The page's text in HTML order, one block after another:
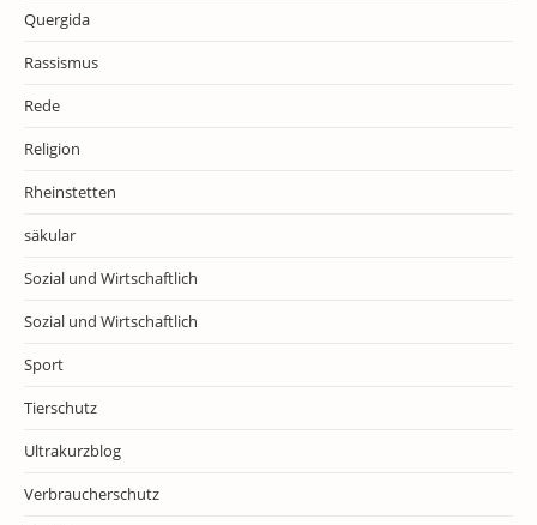
Quergida
Rassismus
Rede
Religion
Rheinstetten
säkular
Sozial und Wirtschaftlich
Sozial und Wirtschaftlich
Sport
Tierschutz
Ultrakurzblog
Verbraucherschutz